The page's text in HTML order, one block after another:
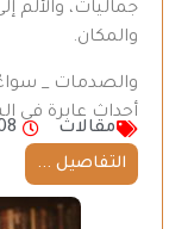
جماليات، والألم
والمكان.
والصدمات _
أحداث عابرة في
مقالات
التفاصيل ...